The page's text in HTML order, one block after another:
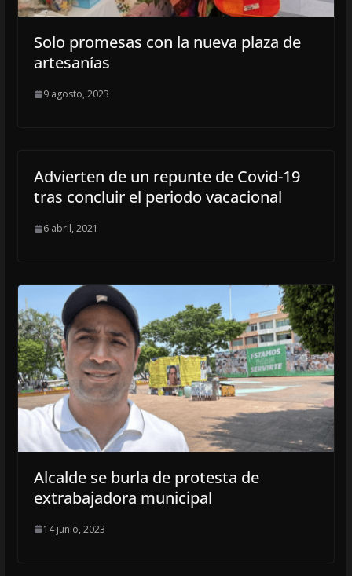
Solo promesas con la nueva plaza de
artesanías
9 agosto, 2023
Advierten de un repunte de Covid-19
tras concluir el periodo vacacional
6 abril, 2021
Alcalde se burla de protesta de
extrabajadora municipal
14 junio, 2023